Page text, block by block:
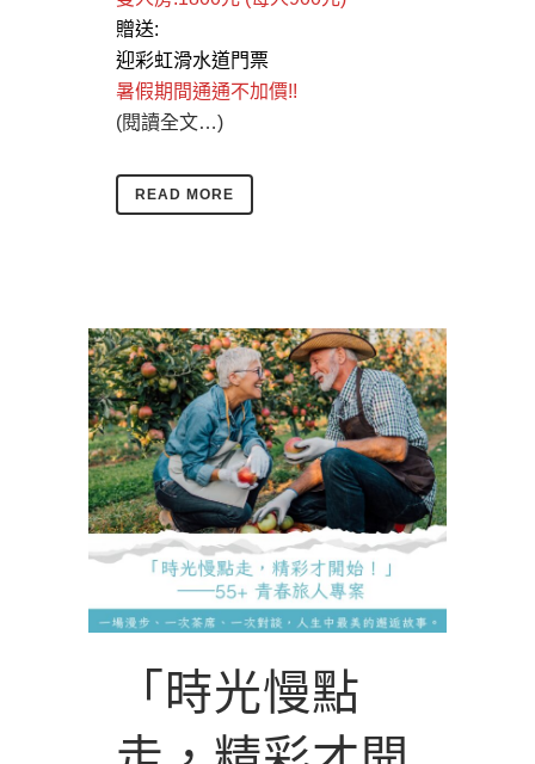
贈送:
迎彩虹滑水道門票
暑假期間通通不加價!!
(閱讀全文…)
READ MORE
「時光慢點